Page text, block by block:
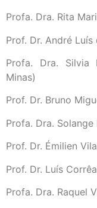
Profa. Dra. Rita
Prof. Dr. André
Profa. Dra. Silvia
Minas)
Prof. Dr. Bruno
Profa. Dra.
Prof. Dr. Émilien
Prof. Dr. Luís
Profa. Dra. Raquel